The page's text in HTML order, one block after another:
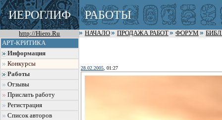
ИЕРОГЛИФ РАБОТЫ
http://Hiero.Ru НАЧАЛО ПРОДАЖА РАБОТ ФОРУМ
АРТ-КРИТИКА
Информация
Конкурсы
Работы
Отзывы
Прислать работу
Регистрация
Список авторов
28.02.2005 , 01:27